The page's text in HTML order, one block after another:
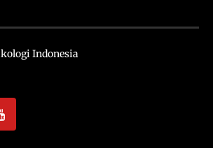
Indonesia